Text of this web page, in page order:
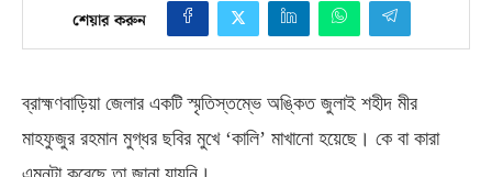
শেয়ার করুন
ব্রাহ্মণবাড়িয়া জেলার একটি স্মৃতিস্তম্ভে অঙ্কিত জুলাই শহীদ মীর
মাহফুজুর রহমান মুগ্ধর ছবির মুখে ‘কালি’ মাখানো হয়েছে। কে বা কারা